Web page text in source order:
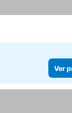
Ver